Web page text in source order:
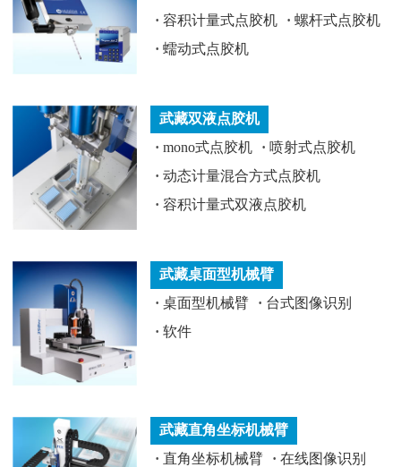
· 容积计量式点胶机 · 螺杆式点胶机
· 蠕动式点胶机
武藏双液点胶机
· mono式点胶机 · 喷射式点胶机
· 动态计量混合方式点胶机
· 容积计量式双液点胶机
武藏桌面型机械臂
· 桌面型机械臂 · 台式图像识别
· 软件
武藏直角坐标机械臂
· 直角坐标机械臂 · 在线图像识别